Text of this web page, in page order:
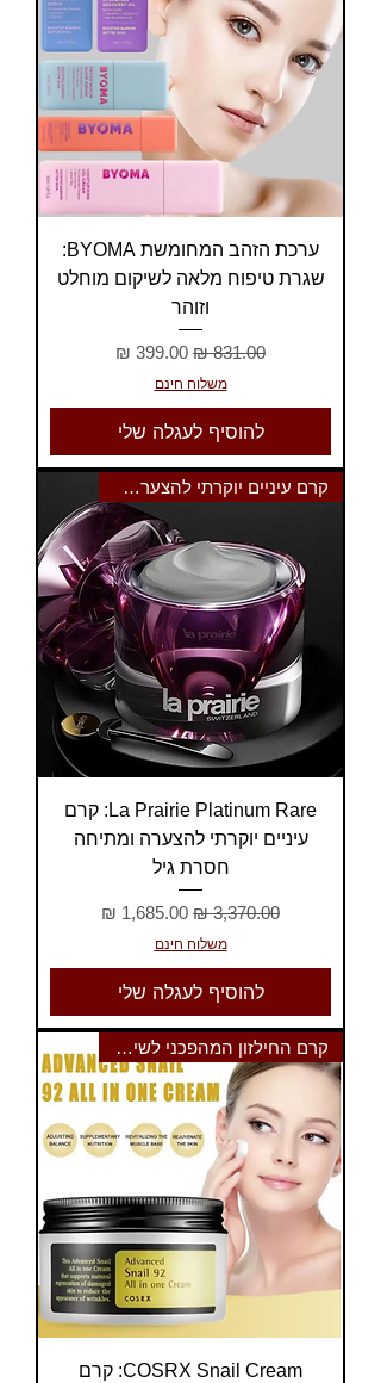
ערכת הזהב המחומשת BYOMA:
שגרת טיפוח מלאה לשיקום מוחלט
וזוהר
מחיר רגיל מחיר מבצע
משלוח חינם
להוסיף לעגלה שלי
קרם עיניים יוקרתי להצערה ומתיח
La Prairie Platinum Rare: קרם
עיניים יוקרתי להצערה ומתיחה
חסרת גיל
מחיר רגיל מחיר מבצע
משלוח חינם
להוסיף לעגלה שלי
קרם החילזון המהפכני לשיקום וזו
COSRX Snail Cream: קרם